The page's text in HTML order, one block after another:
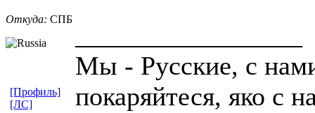
Откуда: СПБ
Мы - Русские, с
покаряйтеся, яко с
[Профиль]
[ЛС]